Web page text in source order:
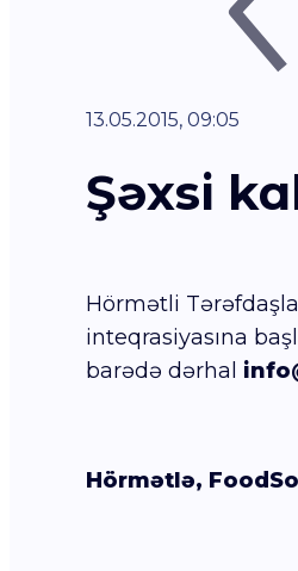
13.05.2015, 09:05
Şəxsi
Hörmətli
inteqrasiyasına
barədə dərhal
Hörmətlə,